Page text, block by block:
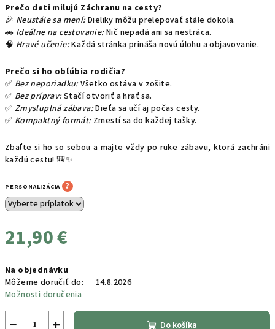
Prečo deti milujú Záchranu na cesty?
🎉 Neustále sa mení: Dieliky môžu prelepovať stále dokola.
🚗 Ideálne na cestovanie: Nič nepadá ani sa nestráca.
🧠 Hravé učenie:Každá stránka prináša novú úlohu a objavovanie.
Prečo si ho obľúbia rodičia?
✅ Bez neporiadku: Všetko ostáva v zošite.
✅ Bez príprav: Stačí otvoriť a hrať sa.
✅ Zmysluplná zábava:Dieťa sa učí aj počas cesty.
✅ Kompaktný formát: Zmestí sa do každej tašky.
Zbaľte si ho so sebou a majte vždy po ruke zábavu, ktorá zachráni
každú cestu! 🎒✨
PERSONALIZÁCIA ?
21,90 €
cena:
Na objednávku
Môžeme doručiť do:
14.8.2026
Možnosti doručenia
Do košíka